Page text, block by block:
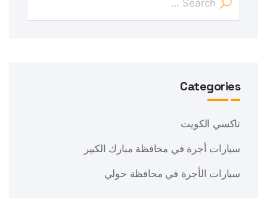
Categories
تاكسي الكويت
سيارات أجرة في محافظة مبارك الكبير
سيارات الأجرة في محافظة حولي